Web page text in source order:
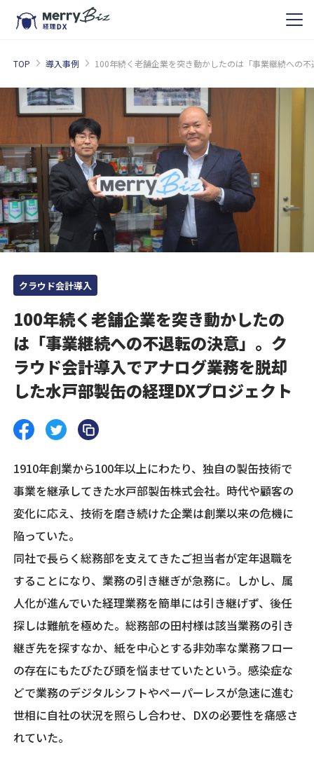
TOP 導入事例 100年続く老舗企業を突き動かしたのは「事業継続への
クラウド会計導入
100年続く老舗企業を突き動かしたの
は「事業継続への不退転の決意」。ク
ラウド会計導入でアナログ業務を脱却
した水戸部製缶の経理DXプロジェクト
1910年創業から100年以上にわたり、独自の製缶技術で
事業を継承してきた水戸部製缶株式会社。時代や顧客の
変化に応え、技術を磨き続けた企業は創業以来の危機に
陥っていた。
同社で長らく総務部を支えてきたご担当者が定年退職を
することになり、業務の引き継ぎが急務に。しかし、属
人化が進んでいた経理業務を簡単には引き継げず、後任
探しは難航を極めた。総務部の田村様は該当業務の引き
継ぎ先を探すなか、紙を中心とする非効率な業務フロー
の存在にもたびたび頭を悩ませていたという。感染症な
どで業務のデジタルシフトやペーパーレスが急速に進む
世相に自社の状況を照らし合わせ、DXの必要性を痛感さ
れていた。